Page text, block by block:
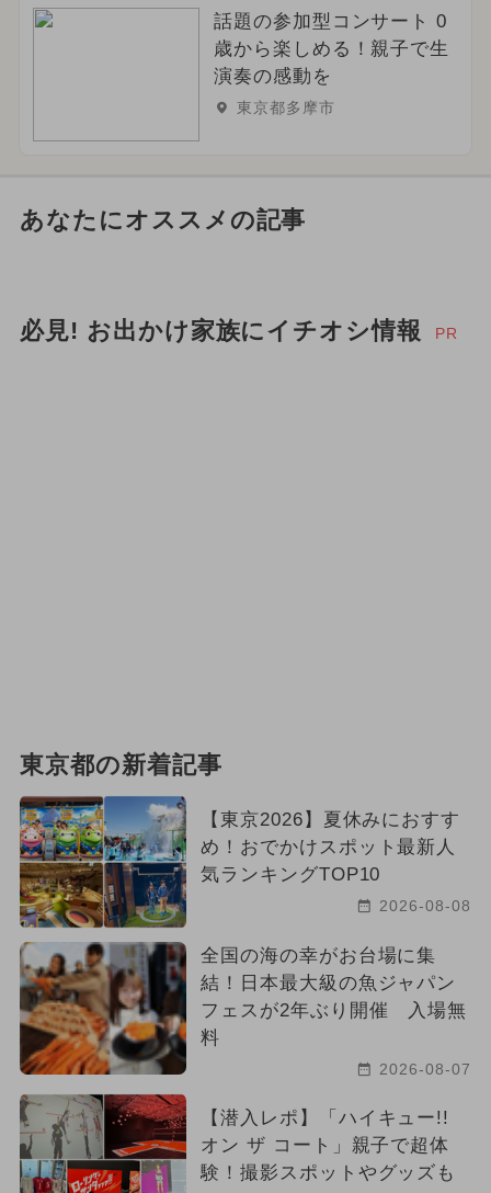
話題の参加型コンサート 0
歳から楽しめる！親子で生
演奏の感動を
東京都多摩市
あなたにオススメの記事
必見! お出かけ家族にイチオシ情報 PR
東京都の新着記事
【東京2026】夏休みにおすす
め！おでかけスポット最新人
気ランキングTOP10
2026-08-08
全国の海の幸がお台場に集
結！日本最大級の魚ジャパン
フェスが2年ぶり開催 入場無
料
2026-08-07
【潜入レポ】「ハイキュー!!
オン ザ コート」親子で超体
験！撮影スポットやグッズも